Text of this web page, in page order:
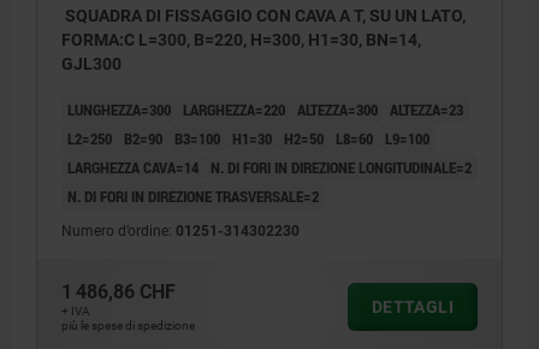
SQUADRA DI FISSAGGIO CON CAVA A T, SU UN LATO,
FORMA:C L=300, B=220, H=300, H1=30, BN=14,
GJL300
LUNGHEZZA=300 LARGHEZZA=220 ALTEZZA=300 ALTEZZA=23
L2=250
B2=90 B3=100 H1=30 H2=50 L8=60
L9=100
LARGHEZZA CAVA=14
N. DI FORI IN DIREZIONE LONGITUDINALE=2
N. DI FORI IN DIREZIONE TRASVERSALE=2
Numero d’ordine: 01251-314302230
1 486,86 CHF
+ IVA
più le spese di spedizione
DETTAGLI